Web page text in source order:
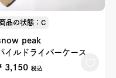
品の状態：C
peak
イルドライバーケース
3,150 税込